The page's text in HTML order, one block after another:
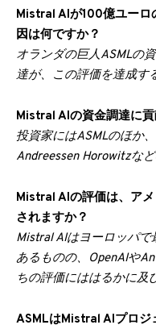
Mistral AIが100億ユーロ
因は何ですか？
オランダの巨人ASMLの
達が、この評価を達成す
Mistral AIの資金調達に
投資家にはASMLのほか
Andreessen Horowitzな
Mistral AIの評価は、ア
されますか？
Mistral AIはヨーロッパ
あるものの、OpenAIや
ちの評価にははるかに及
ASMLはMistral AIプロジ